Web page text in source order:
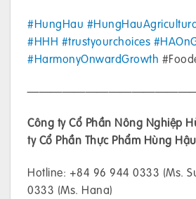
#HungHau
#HHH #trustyourchoices
#HarmonyOnwardGrowth
Công ty Cổ Phần Nông Nghiệp
ty Cổ Phần Thực Phẩm Hùng Hậu
Hotline: +84 96 944 0333 (Ms.
0333 (Ms. Hana)